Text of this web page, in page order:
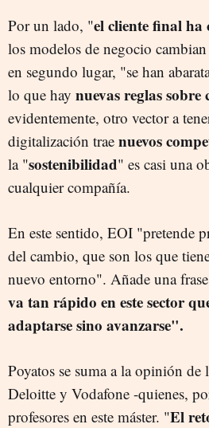
Por un lado, "el cliente final ha
los modelos de negocio
en segundo lugar, "se han
lo que hay nuevas reglas
evidentemente, otro vector a
digitalización trae nuevos
la "sostenibilidad" es casi una
cualquier compañía.
En este sentido, EOI "pretende
del cambio, que son los que
nuevo entorno". Añade una
va tan rápido en este sector
adaptarse sino avanzarse".
Poyatos se suma a la opinión de
Deloitte y Vodafone -quienes,
profesores en este máster. "El